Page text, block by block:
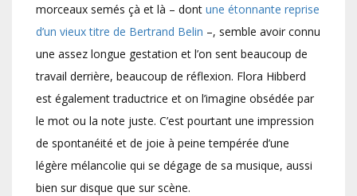
morceaux semés çà et là – dont une étonnante reprise
d’un vieux titre de Bertrand Belin –, semble avoir connu
une assez longue gestation et l’on sent beaucoup de
travail derrière, beaucoup de réflexion. Flora Hibberd
est également traductrice et on l’imagine obsédée par
le mot ou la note juste. C’est pourtant une impression
de spontanéité et de joie à peine tempérée d’une
légère mélancolie qui se dégage de sa musique, aussi
bien sur disque que sur scène.